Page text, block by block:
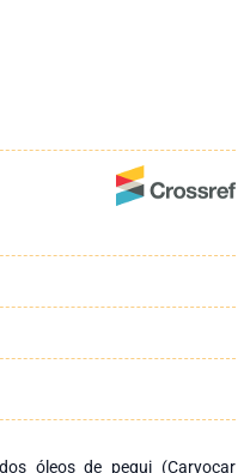
óleos de pequi (Caryocar